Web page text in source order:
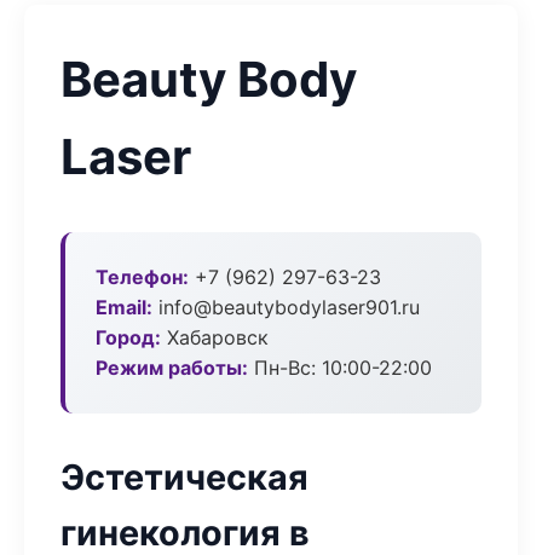
Beauty Body
Laser
Телефон: +7 (962) 297-63-23
Email: info@beautybodylaser901.ru
Город: Хабаровск
Режим работы: Пн-Вс: 10:00-22:00
Эстетическая
гинекология в